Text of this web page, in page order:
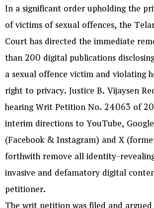
In a significant order upholding the
of victims of sexual offences, the
Court has directed the immediate
than 200 digital publications
a sexual offence victim and violating
right to privacy. Justice B. Vijaysen
hearing Writ Petition No. 24063 of
interim directions to YouTube,
(Facebook & Instagram) and X
forthwith remove all identity-
invasive and defamatory digital
petitioner.